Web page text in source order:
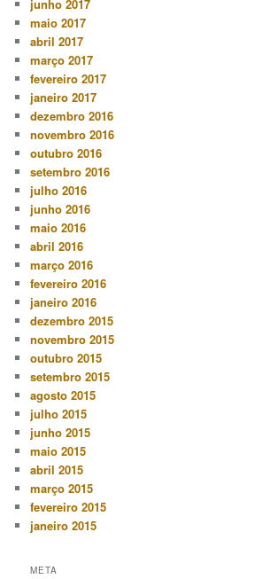
junho 2017
maio 2017
abril 2017
março 2017
fevereiro 2017
janeiro 2017
dezembro 2016
novembro 2016
outubro 2016
setembro 2016
julho 2016
junho 2016
maio 2016
abril 2016
março 2016
fevereiro 2016
janeiro 2016
dezembro 2015
novembro 2015
outubro 2015
setembro 2015
agosto 2015
julho 2015
junho 2015
maio 2015
abril 2015
março 2015
fevereiro 2015
janeiro 2015
META